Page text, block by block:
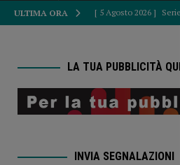
ULTIMA ORA [ 5 Agosto 2026 ]
[ 5 Agosto 2026 ]
[ 5 Agosto 2026 ] La
pronti” – AUDIO e
LA TUA PUBBLICITÀ QUI
INVIA SEGNALAZIONI